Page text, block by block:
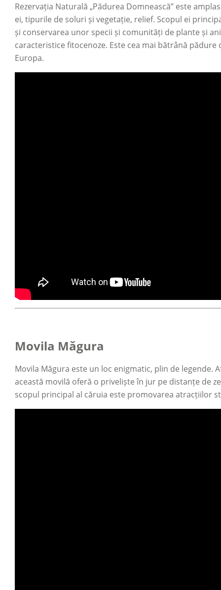
Rezervația Naturală „Pădurea Domnească” este
ei, tipurile de soluri și vegetație, relief. Scopul ei
și conservarea unor specii și comunități de plante și
caracteristice fitocenoze. Este cea mai bătrână
Europa.
Movila Măgura
Movila Măgura este un loc enigmatic, plin de legende.
această movilă oferă o priveliște în jur pe distanțe de
scopul principal al căruia este promovarea atracțiilor